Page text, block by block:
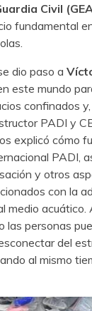
Civil
fundamental
dio paso a
este mundo
confinados
PADI y
explicó cómo
PADI,
y otros
con la
medio acuático.
las personas
del
al mismo